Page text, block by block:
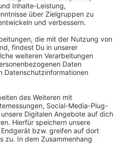
uns etwas sagen?